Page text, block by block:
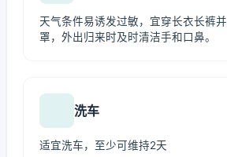
天气条件易诱发过敏，宜穿长衣长裤
罩，外出归来时及时清洁手和口鼻。
洗车
适宜洗车，至少可维持2天